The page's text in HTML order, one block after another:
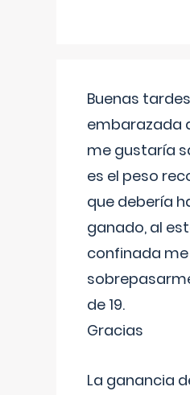
Buenas
embarazada
me gustaría
es el peso
que debería
ganado, al
confinada
de 19.
Gracias
La ganancia